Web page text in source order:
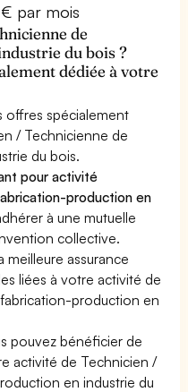
par mois
de
du bois ?
dédiée à votre
offres spécialement
/ Technicienne de
du bois.
pour activité
production en
à une mutuelle
collective.
meilleure assurance
liées à votre activité de
production en
pouvez bénéficier de
activité de Technicien /
en industrie du